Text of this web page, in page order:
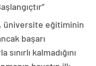
üniversite eğitiminin
başarı
kalmadığını